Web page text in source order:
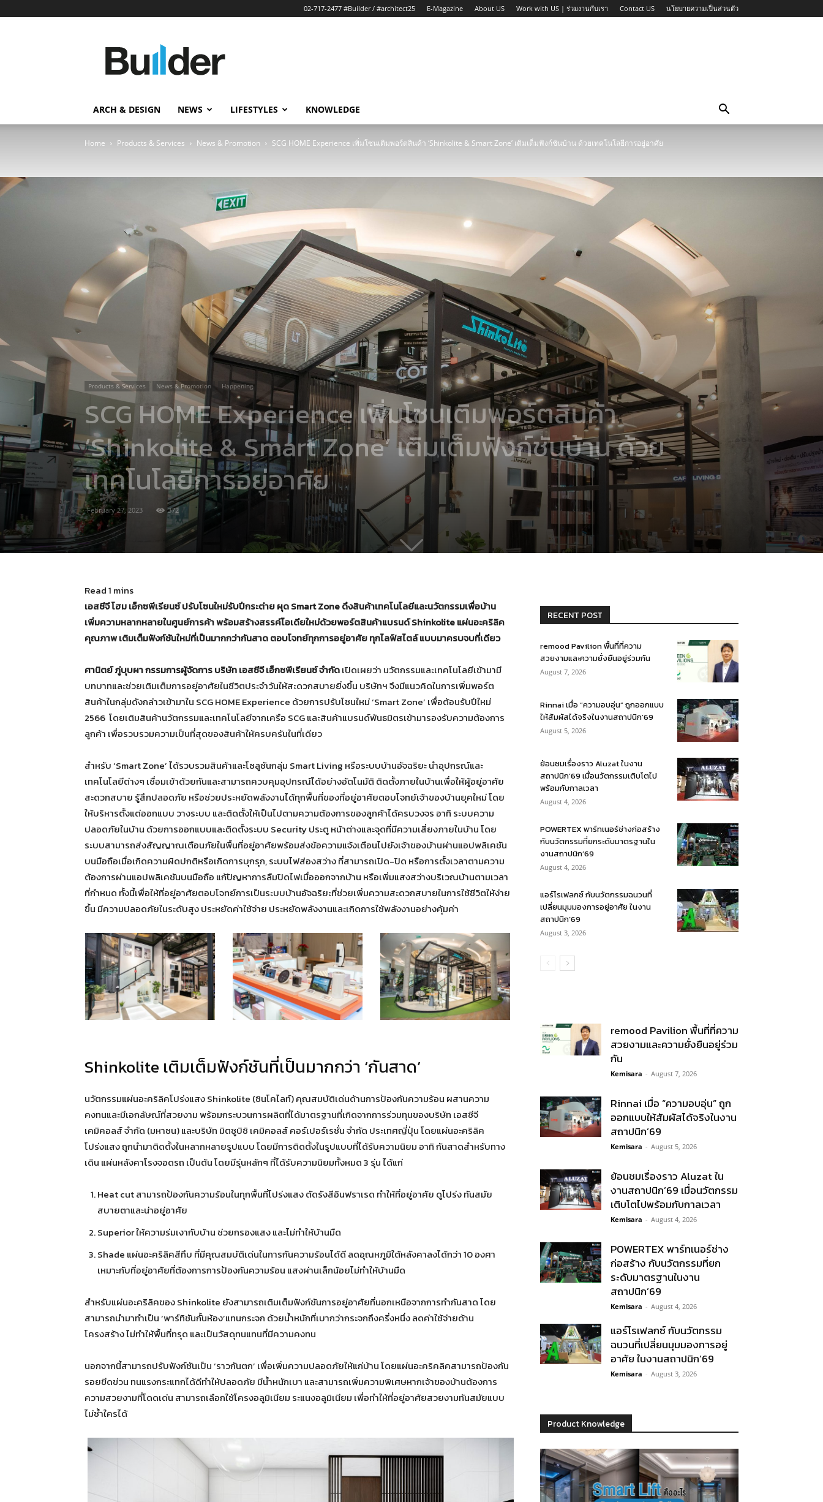
02-717-2477 #Builder / #architect25 E-Magazine About US Work with US | ร่วมงานกับเรา Contact US นโยบายความเป็นส่วนตัว
ข่าว
ก่อสร้าง
ARCH & DESIGN NEWS LIFESTYLES KNOWLEDGE
Home Products & Services News & Promotion SCG HOME Experience เพิ่มโซนเติมพอร์ตสินค้า ‘Shinkolite & Smart Zone’ เติมเต็มฟังก์ชันบ้าน ด้วยเทคโนโลยีการอยู่อาศัย
Products & Services News & Promotion Happening
SCG HOME Experience เพิ่มโซนเติมพอร์ตสินค้า
‘Shinkolite & Smart Zone’ เติมเต็มฟังก์ชันบ้าน ด้วย
เทคโนโลยีการอยู่อาศัย
February 27, 2023 372
เอสซีจี โฮม เอ็กซพีเรียนซ์ ปรับโซนใหม่รับปีกระต่าย ผุดSmart Zone ดึงสินค้าเทคโนโลยีและนวัตกรรมเพื่อบ้าน
เพิ่มความหลากหลายในศูนย์การค้า พร้อมสร้างสรรค์ไอเดียใหม่ด้วยพอร์ตสินค้าแบรนด์ Shinkolite แผ่นอะคริลิค
คุณภาพ เติมเต็มฟังก์ชันใหม่ที่เป็นมากกว่ากันสาด ตอบโจทย์ทุกการอยู่อาศัย ทุกไลฟ์สไตล์ แบบมาครบจบที่เดียว
ศานิตย์ ภู่บุบผา กรรมการผู้จัดการ บริษัท เอสซีจี เอ็กซพีเรียนซ์ จำกัดเปิดเผยว่า นวัตกรรมและเทคโนโลยีเข้ามามี
บทบาทและช่วยเติมเต็มการอยู่อาศัยในชีวิตประจำวันให้สะดวกสบายยิ่งขึ้น บริษัทฯ จึงมีแนวคิดในการเพิ่มพอร์ต
สินค้าในกลุ่มดังกล่าวเข้ามาใน SCG HOME Experience ด้วยการปรับโซนใหม่ ‘Smart Zone’ เพื่อต้อนรับปีใหม่
2566 โดยเติมสินค้านวัตกรรมและเทคโนโลยีจากเครือ SCG และสินค้าแบรนด์พันธมิตรเข้ามารองรับความต้องการ
ลูกค้า เพื่อรวบรวมความเป็นที่สุดของสินค้าให้ครบครันในที่เดียว
สำหรับ ‘Smart Zone’ ได้รวบรวมสินค้าและโซลูชันกลุ่ม Smart Living หรือระบบบ้านอัจฉริยะ นำอุปกรณ์และ
เทคโนโลยีต่างๆ เชื่อมเข้าด้วยกันและสามารถควบคุมอุปกรณ์ได้อย่างอัตโนมัติ ติดตั้งภายในบ้านเพื่อให้ผู้อยู่อาศัย
สะดวกสบาย รู้สึกปลอดภัย หรือช่วยประหยัดพลังงานได้ทุกพื้นที่ของที่อยู่อาศัยตอบโจทย์เจ้าของบ้านยุคใหม่ โดย
ให้บริหารตั้งแต่ออกแบบ วางระบบ และติดตั้งให้เป็นไปตามความต้องการของลูกค้าได้ครบวงจร อาทิ ระบบความ
ปลอดภัยในบ้าน ด้วยการออกแบบและติดตั้งระบบ Security ประตู หน้าต่างและจุดที่มีความเสี่ยงภายในบ้าน โดย
ระบบสามารถส่งสัญญาณเตือนภัยในพื้นที่อยู่อาศัยพร้อมส่งข้อความแจ้งเตือนไปยังเจ้าของบ้านผ่านแอปพลิเคชัน
บนมือถือเมื่อเกิดความผิดปกติหรือเกิดการบุกรุก, ระบบไฟส่องสว่าง ที่สามารถเปิด-ปิด หรือการตั้งเวลาตามความ
ต้องการผ่านแอปพลิเคชันบนมือถือ แก้ปัญหาการลืมปิดไฟเมื่อออกจากบ้าน หรือเพิ่มแสงสว่างบริเวณบ้านตามเวลา
ที่กำหนด ทั้งนี้เพื่อให้ที่อยู่อาศัยตอบโจทย์การเป็นระบบบ้านอัจฉริยะที่ช่วยเพิ่มความสะดวกสบายในการใช้ชีวิตให้ง่าย
ขึ้น มีความปลอดภัยในระดับสูง ประหยัดค่าใช้จ่าย ประหยัดพลังงานและเกิดการใช้พลังงานอย่างคุ้มค่า
Shinkolite เติมเต็มฟังก์ชันที่เป็นมากกว่า ‘กันสาด’
นวัตกรรมแผ่นอะคริลิคโปร่งแสง Shinkolite (ชินโคไลท์) คุณสมบัติเด่นด้านการป้องกันความร้อน ผสานความ
คงทนและมีเอกลัษณ์ที่สวยงาม พร้อมกระบวนการผลิตที่ได้มาตรฐานที่เกิดจากการร่วมทุนของบริษัท เอสซีจี
เคมิคอลส์ จำกัด (มหาชน) และบริษัท มิตซูบิชิ เคมิคอลส์ คอร์เปอร์เรชั่น จำกัด ประเทศญี่ปุ่น โดยแผ่นอะคริลิค
โปร่งแสง ถูกนำมาติดตั้งในหลากหลายรูปแบบ โดยมีการติดตั้งในรูปแบบที่ได้รับความนิยม อาทิ กันสาดสำหรับทาง
เดิน แผ่นหลังคาโรงจอดรถ เป็นต้น โดยมีรุ่นหลักๆ ที่ได้รับความนิยมทั้งหมด 3 รุ่น ได้แก่
Heat cut สามารถป้องกันความร้อนในทุกพื้นที่โปร่งแสง ตัดรังสีอินฟราเรด ทำให้ที่อยู่อาศัย ดูโปร่ง ทันสมัย
สบายตาและน่าอยู่อาศัย
Superior ให้ความร่มเงากับบ้าน ช่วยกรองแสง และไม่ทำให้บ้านมืด
Shade แผ่นอะคริลิคสีทึบ ที่มีคุณสมบัติเด่นในการกันความร้อนได้ดี ลดอุณหภูมิใต้หลังคาลงได้กว่า 10 องศา
เหมาะกับที่อยู่อาศัยที่ต้องการการป้องกันความร้อน แสงผ่านเล็กน้อยไม่ทำให้บ้านมืด
สำหรับแผ่นอะคริลิคของ Shinkolite ยังสามารถเติมเต็มฟังก์ชันการอยู่อาศัยที่นอกเหนือจากการทำกันสาด โดย
สามารถนำมาทำเป็น ‘พาร์ทิชันกั้นห้อง’แทนกระจก ด้วยน้ำหนักที่เบากว่ากระจกถึงครี่งหนึ่ง ลดค่าใช้จ่ายด้าน
โครงสร้าง ไม่ทำให้พื้นที่ทรุด และเป็นวัสดุทนแทนที่มีความคงทน
นอกจากนี้สามารถปรับฟังก์ชันเป็น ‘ราวกันตก’ เพื่อเพิ่มความปลอดภัยให้แก่บ้าน โดยแผ่นอะคริคลิคสามารถป้องกัน
รอยขีดข่วน ทนแรงกระแทกได้ดีทำให้ปลอดภัย มีน้ำหนักเบา และสามารถเพิ่มความพิเศษหากเจ้าของบ้านต้องการ
ความสวยงามที่โดดเด่น สามารถเลือกใช้โครงอลูมิเนียม ระแนงอลูมิเนียม เพื่อทำให้ที่อยู่อาศัยสวยงามทันสมัยแบบ
ไม่ซ้ำใครได้
RECENT POST
remood Pavilion พื้นที่ที่ความ
สวยงามและความยั่งยืนอยู่ร่วมกัน
August 7, 2026
Rinnai เมื่อ “ความอบอุ่น” ถูกออกแบบ
ให้สัมผัสได้จริงในงานสถาปนิก’69
August 5, 2026
ย้อนชมเรื่องราว Aluzat ในงาน
สถาปนิก’69 เมื่อนวัตกรรมเติบโตไป
พร้อมกับกาลเวลา
August 4, 2026
POWERTEX พาร์ทเนอร์ช่างก่อสร้าง
กับนวัตกรรมที่ยกระดับมาตรฐานใน
งานสถาปนิก’69
August 4, 2026
แอร์โรเฟลกซ์ กับนวัตกรรมฉนวนที่
เปลี่ยนมุมมองการอยู่อาศัย ในงาน
สถาปนิก’69
August 3, 2026
remood Pavilion พื้นที่ที่ความ
สวยงามและความยั่งยืนอยู่ร่วม
กัน
Kemisara - August 7, 2026
Rinnai เมื่อ “ความอบอุ่น” ถูก
ออกแบบให้สัมผัสได้จริงในงาน
สถาปนิก’69
Kemisara - August 5, 2026
ย้อนชมเรื่องราว Aluzat ใน
งานสถาปนิก’69 เมื่อนวัตกรรม
เติบโตไปพร้อมกับกาลเวลา
Kemisara - August 4, 2026
POWERTEX พาร์ทเนอร์ช่าง
ก่อสร้าง กับนวัตกรรมที่ยก
ระดับมาตรฐานในงาน
สถาปนิก’69
Kemisara - August 4, 2026
แอร์โรเฟลกซ์ กับนวัตกรรม
ฉนวนที่เปลี่ยนมุมมองการอยู่
อาศัย ในงานสถาปนิก’69
Kemisara - August 3, 2026
Product Knowledge